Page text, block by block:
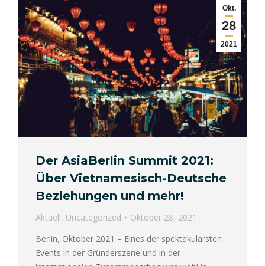
Okt.
28
2021
Der AsiaBerlin Summit 2021:
Über Vietnamesisch-Deutsche
Beziehungen und mehr!
Aktuell, Uncategorized
Oktober 28, 2021
Berlin, Oktober 2021 – Eines der spektakulärsten
Events in der Gründerszene und in der